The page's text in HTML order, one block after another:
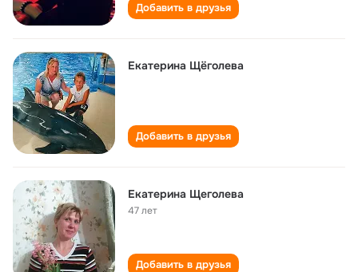
Добавить в друзья
Екатерина Щёголева
Добавить в друзья
Екатерина Щеголева
47 лет
Добавить в друзья